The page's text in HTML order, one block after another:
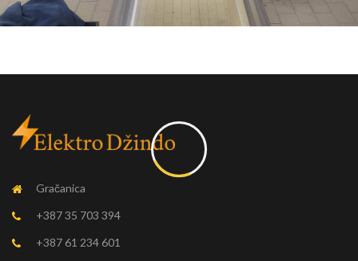
Gračanica
+387 35 703 394
+387 61 234 601